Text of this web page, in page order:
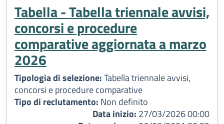
Tabella - Tabella triennale avvisi,
concorsi e procedure
comparative aggiornata a marzo
2026
Tipologia di selezione:Tabella triennale avvisi,
concorsi e procedure comparative
Tipo di reclutamento: Non definito
Data inizio: 27/03/2026 00:00